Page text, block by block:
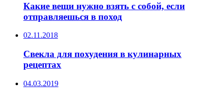
Какие вещи нужно взять с собой, если
отправляешься в поход
02.11.2018
Свекла для похудения в кулинарных
рецептах
04.03.2019